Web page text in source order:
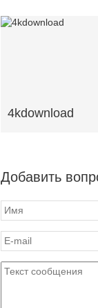
4kdownload
Добавить